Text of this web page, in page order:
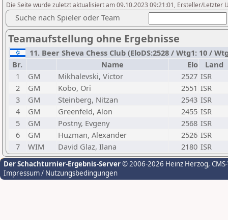
Die Seite wurde zuletzt aktualisiert am 09.10.2023 09:21:01, Ersteller/Letzter
Suche nach Spieler oder Team
Teamaufstellung ohne Ergebnisse
11. Beer Sheva Chess Club (EloDS:2528 / Wtg1: 10 /
Br.
Name Elo
Land
1
GM Mikhalevski, Victor 2527 ISR
2
GM Kobo, Ori 2551 ISR
3
GM Steinberg, Nitzan 2543 ISR
4
GM Greenfeld, Alon 2455 ISR
5
GM Postny, Evgeny 2568 ISR
6
GM Huzman, Alexander 2526 ISR
7
WIM David Glaz, Ilana 2180 ISR
Der Schachturnier-Ergebnis-Server© 2006-2026 Heinz Herzog,
Impressum / Nutzungsbedingungen